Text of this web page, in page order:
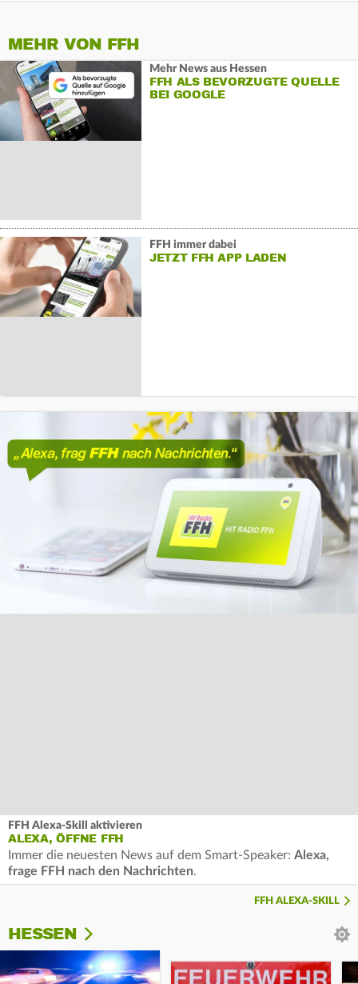
MEHR VON FFH
Mehr News aus Hessen
FFH ALS BEVORZUGTE QUELLE
BEI GOOGLE
FFH immer dabei
JETZT FFH APP LADEN
FFH Alexa-Skill aktivieren
ALEXA, ÖFFNE FFH
Immer die neuesten News auf dem Smart-Speaker: Alexa,
frage FFH nach den Nachrichten.
FFH ALEXA-SKILL
HESSEN